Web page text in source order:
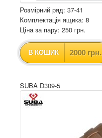
Розмірний ряд: 37-41
Комплектація ящика: 8
Ціна за пару: 250 грн.
В КОШИК 2000 грн.
SUBA D309-5